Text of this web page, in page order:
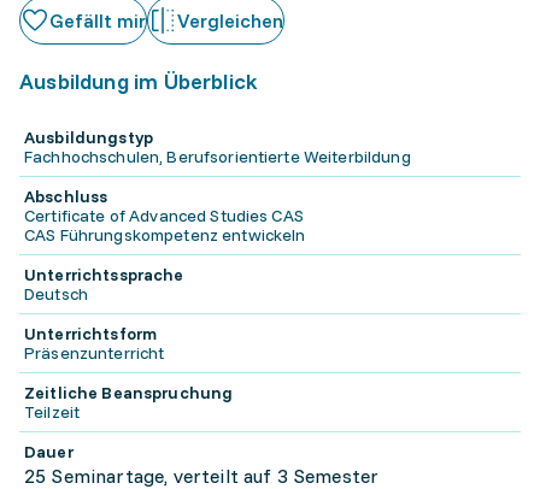
Gefällt mir Vergleichen
Ausbildung im Überblick
Ausbildungstyp
Fachhochschulen, Berufsorientierte Weiterbildung
Abschluss
Certificate of Advanced Studies CAS
CAS Führungskompetenz entwickeln
Unterrichtssprache
Deutsch
Unterrichtsform
Präsenzunterricht
Zeitliche Beanspruchung
Teilzeit
Dauer
25 Seminartage, verteilt auf 3 Semester